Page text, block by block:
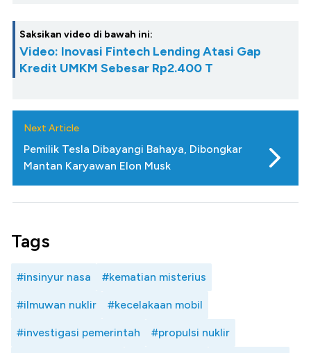
Saksikan video di bawah ini:
Video: Inovasi Fintech Lending Atasi Gap
Kredit UMKM Sebesar Rp2.400 T
Next Article
Pemilik Tesla Dibayangi Bahaya, Dibongkar
Mantan Karyawan Elon Musk
Tags
#insinyur nasa #kematian misterius
#ilmuwan nuklir #kecelakaan mobil
#investigasi pemerintah #propulsi nuklir